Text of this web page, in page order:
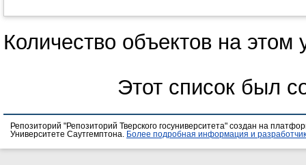
Количество объектов на этом
Этот список был
Репозиторий "Репозиторий Тверского госуниверситета" создан на
Университете Саутгемптона.
Более подробная информация и